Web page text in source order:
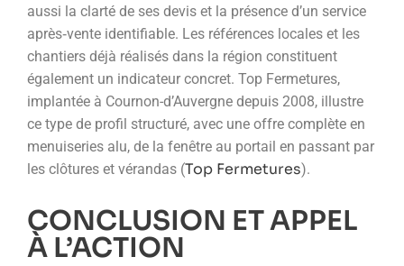
aussi la clarté de ses devis et la présence d’un service
après‑vente identifiable. Les références locales et les
chantiers déjà réalisés dans la région constituent
également un indicateur concret. Top Fermetures,
implantée à Cournon-d’Auvergne depuis 2008, illustre
ce type de profil structuré, avec une offre complète en
menuiseries alu, de la fenêtre au portail en passant par
les clôtures et vérandas (Top Fermetures).
CONCLUSION ET APPEL
À L’ACTION